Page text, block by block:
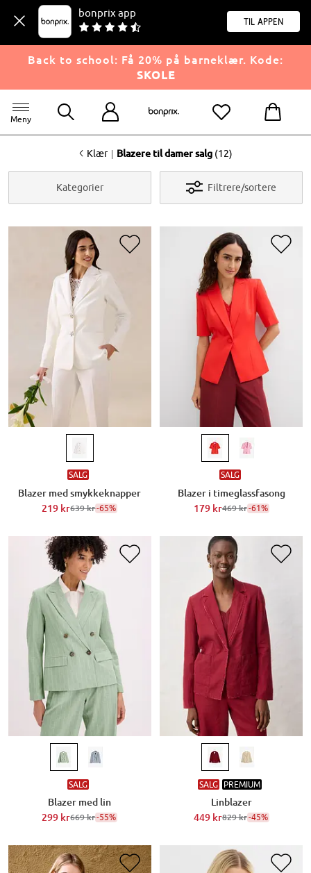
bonprix app
til appen
Back to school: Få 20% på barneklær. Kode:
SKOLE
Meny
<Klær | Blazere til damer salg (12)
Kategorier Filtrere/sortere
SALG
Blazer med smykkeknapper
219 kr639 kr-65%
SALG
Blazer i timeglassfasong
179 kr469 kr-61%
SALG
Blazer med lin
299 kr669 kr-55%
SALG PREMIUM
Linblazer
449 kr829 kr-45%